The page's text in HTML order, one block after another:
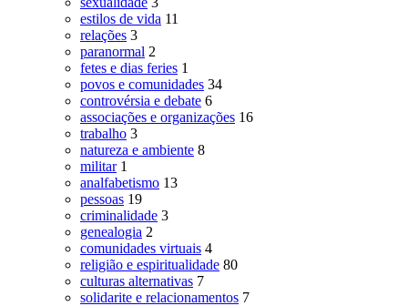
estilos de vida 11
relações 3
paranormal 2
fetes e dias feries 1
povos e comunidades 34
controvérsia e debate 6
associações e organizações 16
trabalho 3
natureza e ambiente 8
militar 1
analfabetismo 13
pessoas 19
criminalidade 3
genealogia 2
comunidades virtuais 4
religião e espiritualidade 80
culturas alternativas 7
solidarite e relacionamentos 7